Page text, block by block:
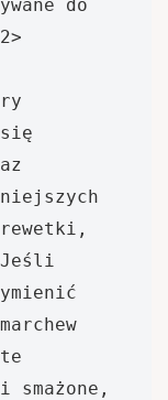
do
Jeśli
smażone,